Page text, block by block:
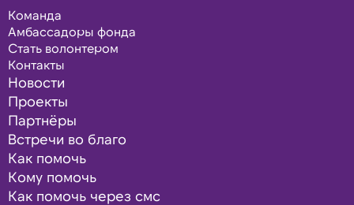
Команда
Амбассадоры фонда
Стать волонтером
Контакты
Новости
Проекты
Партнёры
Встречи во благо
Как помочь
Кому помочь
Как помочь через смс